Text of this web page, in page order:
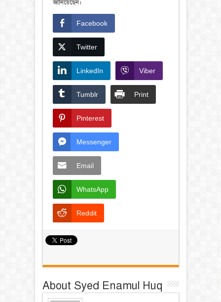
জানিয়েছেন।
Facebook
Twitter
LinkedIn Viber
Tumblr Print
Pinterest
Messenger
Email
WhatsApp
Reddit
About Syed Enamul Huq